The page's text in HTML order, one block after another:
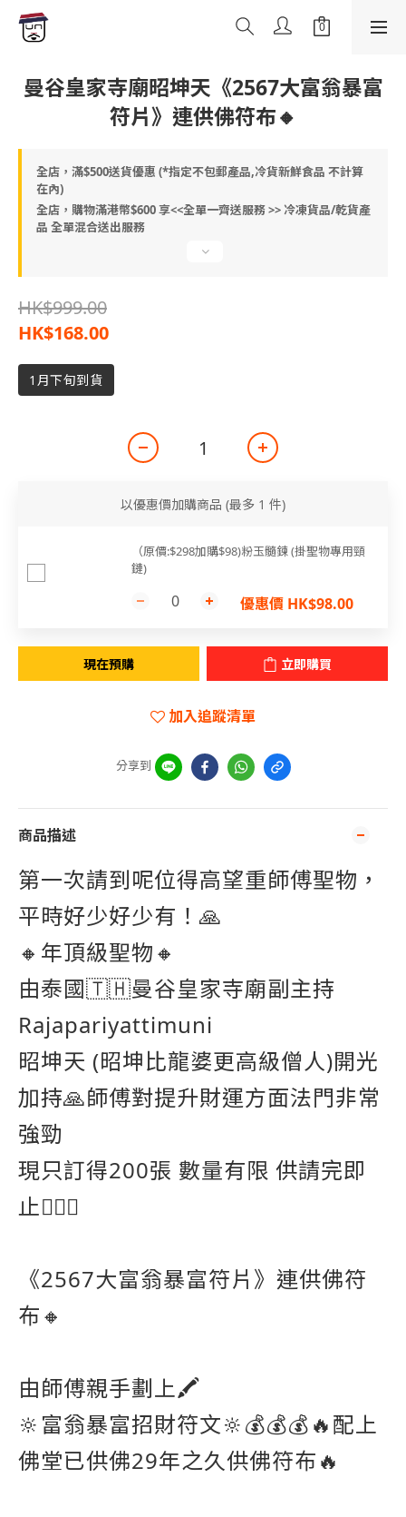
曼谷皇家寺廟昭坤天《2567大富翁暴富
符片》連供佛符布🔸
全店，滿$500送貨優惠 (*指定不包郵產品,冷貨新鮮食品 不計算
在內)
全店，購物滿港幣$600 享<<全單一齊送服務 >> 冷凍貨品/乾貨產
品 全單混合送出服務
HK$999.00
HK$168.00
1月下旬到貨
以優惠價加購商品 (最多 1 件)
（原價:$298加購$98)粉玉髓鍊 (掛聖物專用頸
鏈)
優惠價 HK$98.00
現在預購 立即購買
加入追蹤清單
分享到
商品描述
第一次請到呢位得高望重師傅聖物，
平時好少好少有！🙏
🔸年頂級聖物🔸
由泰國🇹🇭曼谷皇家寺廟副主持
Rajapariyattimuni
昭坤天 (昭坤比龍婆更高級僧人)開光
加持🙏師傅對提升財運方面法門非常
強勁
現只訂得200張 數量有限 供請完即
止🙇🏽‍♂️
《2567大富翁暴富符片》連供佛符
布🔸
由師傅親手劃上🖍️
🔆富翁暴富招財符文🔆💰💰💰🔥配上
佛堂已供佛29年之久供佛符布🔥